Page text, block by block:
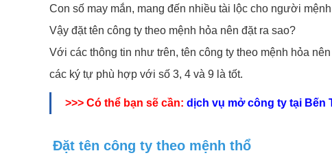
Con số may mắn, mang đến nhiều tài lộc cho người
Vậy đặt tên công ty theo mệnh hỏa nên đặt ra sao?
Với các thông tin như trên, tên công ty theo mệnh hỏa
các ký tự phù hợp với số 3, 4 và 9 là tốt.
>>> Có thể bạn sẽ cần: dịch vụ mở công ty tại Bến
Đặt tên công ty theo mệnh thổ